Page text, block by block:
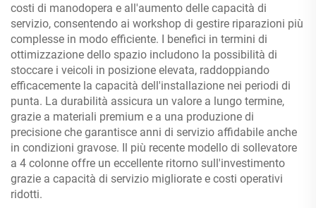
costi di manodopera e all'aumento delle capacità di
servizio, consentendo ai workshop di gestire riparazioni più
complesse in modo efficiente. I benefici in termini di
ottimizzazione dello spazio includono la possibilità di
stoccare i veicoli in posizione elevata, raddoppiando
efficacemente la capacità dell'installazione nei periodi di
punta. La durabilità assicura un valore a lungo termine,
grazie a materiali premium e a una produzione di
precisione che garantisce anni di servizio affidabile anche
in condizioni gravose. Il più recente modello di sollevatore
a 4 colonne offre un eccellente ritorno sull'investimento
grazie a capacità di servizio migliorate e costi operativi
ridotti.